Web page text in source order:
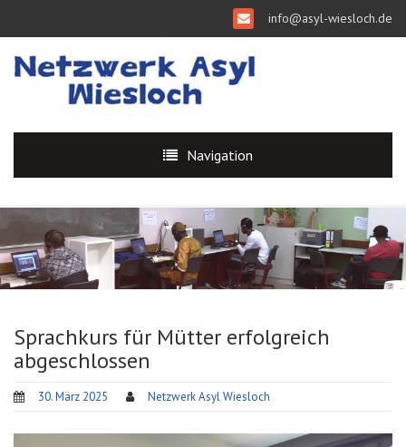
info@asyl-wiesloch.de
Navigation
Sprachkurs für Mütter erfolgreich
abgeschlossen
30. März 2025 Netzwerk Asyl Wiesloch